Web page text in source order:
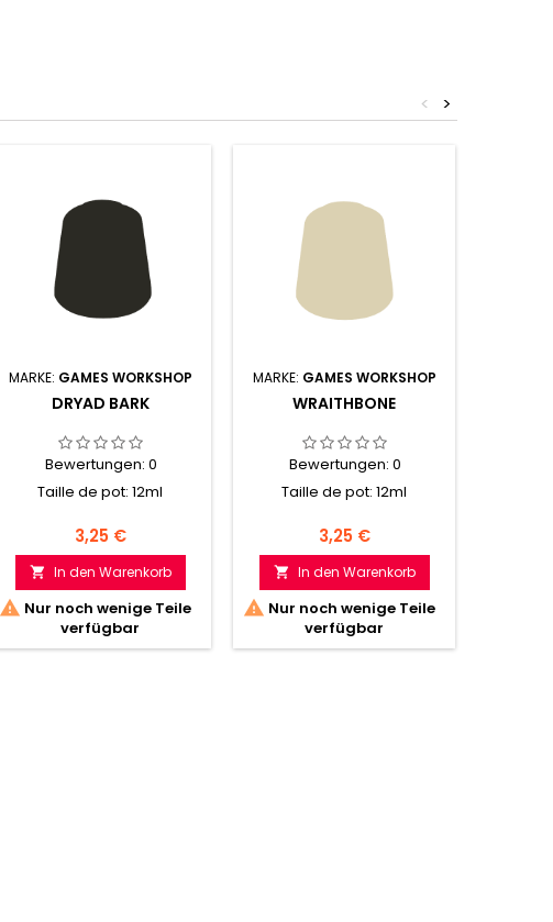
>
<
MARKE: GAMES WORKSHOP
DRYAD BARK
Bewertungen: 0
Taille de pot: 12ml
Preis
3,25 €
 In den Warenkorb
 Nur noch wenige Teile
verfügbar
MARKE: GAMES WORKSHOP
WRAITHBONE
Bewertungen: 0
Taille de pot: 12ml
Preis
3,25 €
 In den Warenkorb
 Nur noch wenige Teile
verfügbar